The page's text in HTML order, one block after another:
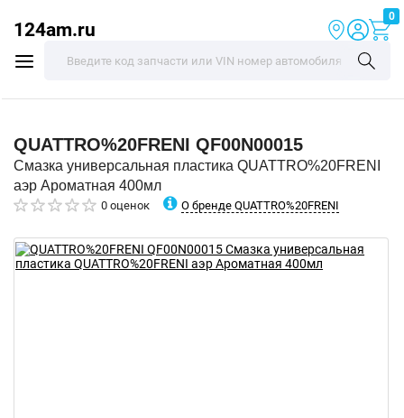
124am.ru
0
QUATTRO%20FRENI QF00N00015
Смазка универсальная пластика QUATTRO%20FRENI
аэр Ароматная 400мл
0 оценок О бренде QUATTRO%20FRENI